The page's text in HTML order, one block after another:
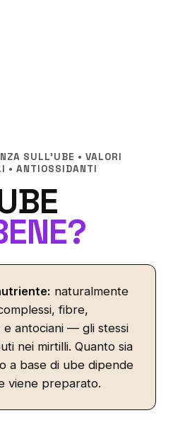
SULL'UBE • VALORI
• ANTIOSSIDANTI
naturalmente
fibre,
e antociani — gli stessi
nei mirtilli. Quanto sia
a base di ube dipende
viene preparato.